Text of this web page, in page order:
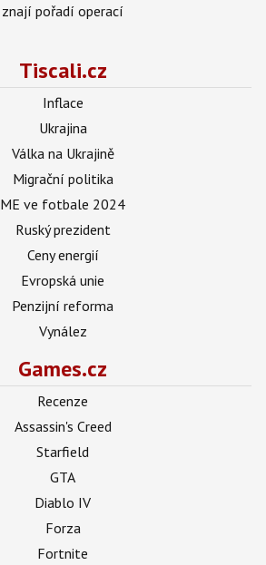
znají pořadí operací
Tiscali.cz
Inflace
Ukrajina
Válka na Ukrajině
Migrační politika
ME ve fotbale 2024
Ruský prezident
Ceny energií
Evropská unie
Penzijní reforma
Vynález
Games.cz
Recenze
Assassin's Creed
Starfield
GTA
Diablo IV
Forza
Fortnite